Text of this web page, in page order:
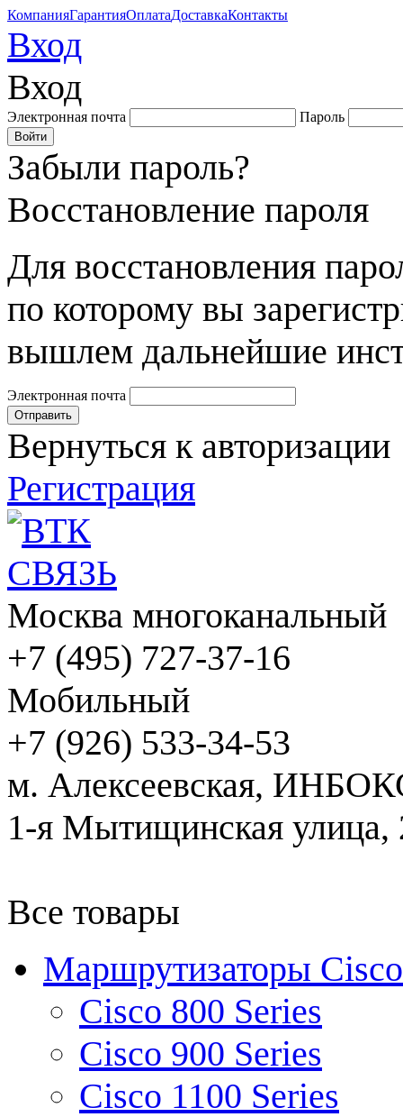
КомпанияГарантияОплатаДоставкаКонтакты
Вход
Вход
Электронная почта Пароль
Забыли пароль?
Восстановление пароля
Для восстановления
по которому вы
вышлем дальнейшие
Электронная почта
Вернуться к авторизации
Регистрация
Москва многоканальный
+7 (495) 727-37-16
Мобильный
+7 (926) 533-34-53
м. Алексеевская,
1-я Мытищинская улица,
Все товары
Маршрутизаторы Cisco
Cisco 800 Series
Cisco 900 Series
Cisco 1100 Series